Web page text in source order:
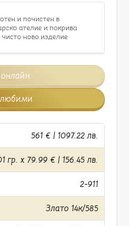
и почистен в
ателие и покрива
ново изделие
561 € | 1097.22 лв.
гр. x 79.99 € | 156.45 лв.
2-911
Злато 14к/585